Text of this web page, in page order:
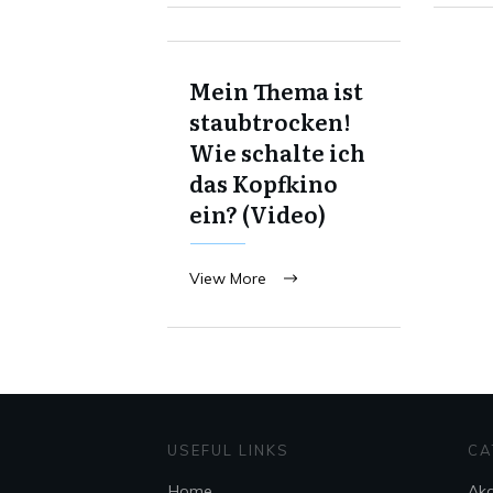
Mein Thema ist
staubtrocken!
Wie schalte ich
das Kopfkino
ein? (Video)
View More
USEFUL LINKS